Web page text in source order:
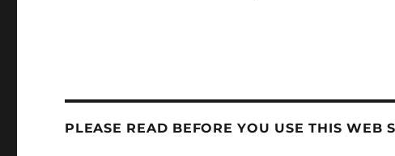
PLEASE READ BEFORE YOU USE THIS WEB